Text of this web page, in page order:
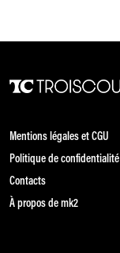
Mentions légales et CGU
Politique de confidentialité
Contacts
À propos de mk2